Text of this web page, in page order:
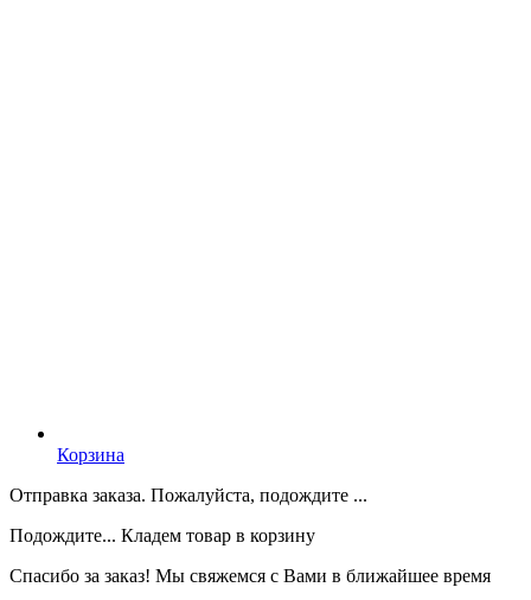
Корзина
Отправка заказа. Пожалуйста, подождите ...
Подождите... Кладем товар в корзину
Спасибо за заказ! Мы свяжемся с Вами в ближайшее время